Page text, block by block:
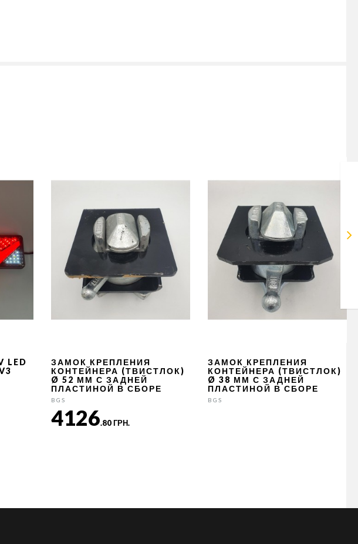
LED
ЗАМОК КРЕПЛЕНИЯ
КОНТЕЙНЕРА (ТВИСТЛОК)
Ø 52 ММ С ЗАДНЕЙ
ПЛАСТИНОЙ В СБОРЕ
BGS
4126.80 ГРН.
ЗАМОК КРЕПЛЕНИЯ
КОНТЕЙНЕРА (ТВИСТЛОК)
Ø 38 ММ С ЗАДНЕЙ
ПЛАСТИНОЙ В СБОРЕ
BGS